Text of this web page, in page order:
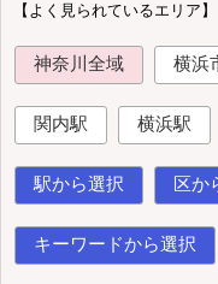
【よく見られているエリア】
神奈川全域 横浜
関内駅 横浜駅
駅から選択 区か
キーワードから選択